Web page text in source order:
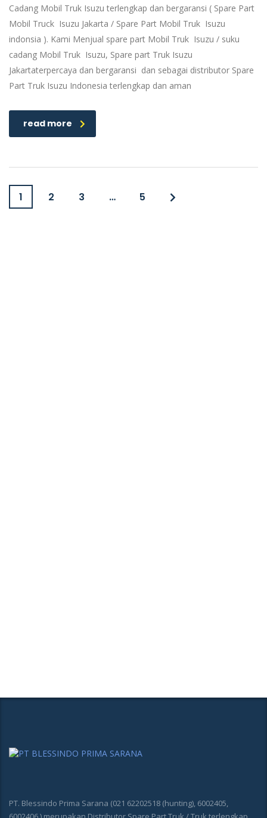
Cadang Mobil Truk Isuzu terlengkap dan bergaransi ( Spare Part
Mobil Truck Isuzu Jakarta / Spare Part Mobil Truk Isuzu
indonsia ). Kami Menjual spare part Mobil Truk Isuzu / suku
cadang Mobil Truk Isuzu, Spare part Truk Isuzu
Jakartaterpercaya dan bergaransi dan sebagai distributor Spare
Part Truk Isuzu Indonesia terlengkap dan aman
read more
1 2 3 … 5
PT. Blessindo Prima Sarana (021 62202518 (hunting), 6002405,